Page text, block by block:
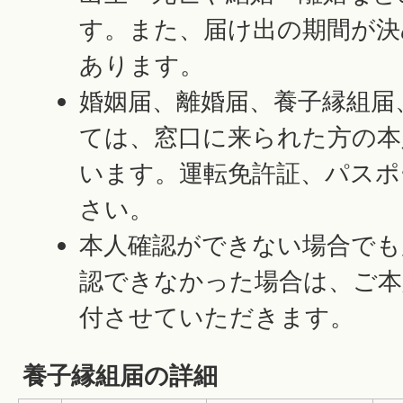
す。また、届け出の期間が
あります。
婚姻届、離婚届、養子縁組
ては、窓口に来られた方の
います。運転免許証、パス
さい。
本人確認ができない場合で
認できなかった場合は、ご
付させていただきます。
養子縁組届の詳細